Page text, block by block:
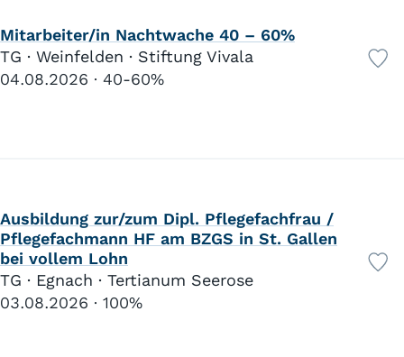
Mitarbeiter/in Nachtwache 40 – 60%
TG · Weinfelden · Stiftung Vivala
04.08.2026
40-60%
Ausbildung zur/zum Dipl. Pflegefachfrau /
Pflegefachmann HF am BZGS in St. Gallen
bei vollem Lohn
TG · Egnach · Tertianum Seerose
03.08.2026
100%